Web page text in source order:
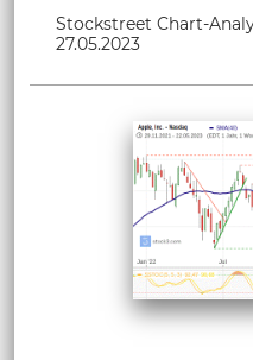
Stockstreet Chart-
27.05.2023